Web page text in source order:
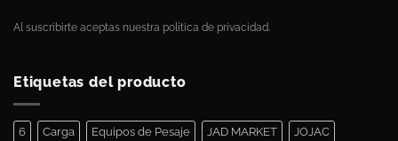
Al suscribirte aceptas nuestra política de privacidad.
Etiquetas del producto
6 Carga Equipos de Pesaje JAD MARKET JOJAC